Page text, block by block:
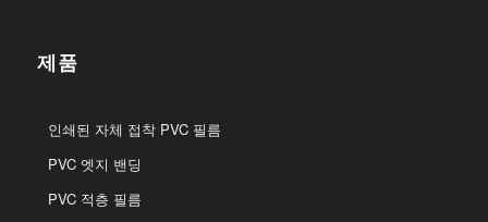
제품
인쇄된 자체 접착 PVC 필름
PVC 엣지 밴딩
PVC 적층 필름